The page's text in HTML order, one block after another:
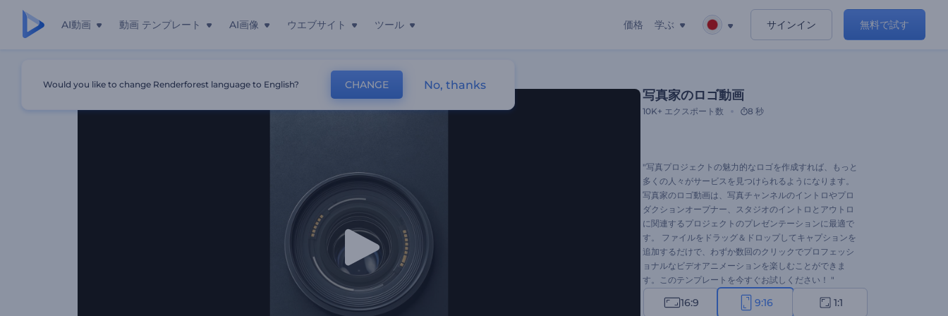
AI動画 動画 テンプレート AI画像 ウエブサイト ツール 価格 学ぶ サインイン 無料で試す
写真家のロゴ動画
10K+ エクスポート数 8 秒
"写真プロジェクトの魅力的なロゴを作成すれば、もっと
多くの人々がサービスを見つけられるようになります。
写真家のロゴ動画は、写真チャンネルのイントロやプロ
ダクションオープナー、スタジオのイントロとアウトロ
に関連するプロジェクトのプレゼンテーションに最適で
す。 ファイルをドラッグ＆ドロップしてキャプションを
追加するだけで、わずか数回のクリックでプロフェッシ
ョナルなビデオアニメーションを楽しむことができま
す。このテンプレートを今すぐお試しください！ "
16:9 9:16 1:1
Would you like to change Renderforest language to English? CHANGE No, thanks